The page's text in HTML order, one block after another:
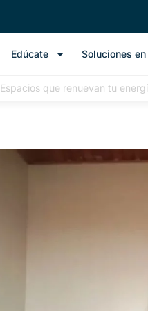
Edúcate Soluciones en
Espacios que renuevan tu